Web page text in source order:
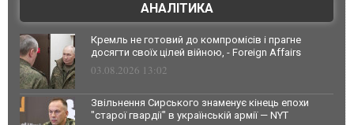
АНАЛІТИКА
Кремль не готовий до компромісів і прагне
досягти своїх цілей війною, - Foreign Affairs
03.08.2026 13:02
Звільнення Сирського знаменує кінець епохи
"старої гвардії" в українській армії — NYT